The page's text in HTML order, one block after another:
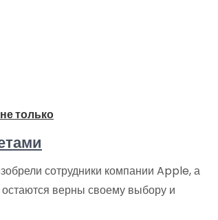
только
сотрудники компании Apple, а
верны своему выбору и